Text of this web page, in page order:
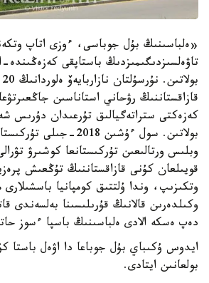
«ەلباسىنىڭ بۇل جوباسى، ءوزى اتاپ
تاۋەلسىزدىگىمىزدىڭ باستاپقى
قازاقستاننىڭ رۋحاني استاناسىن
كەزەكتى ستراتەگيالىق تۇرعىدان دۇرىس
بولاتىن. سول ءۇشىن
وبلىس ورتالىعىن تۇركىستانعا كوشىرۋ
قويىلعان كۇنى قازاقستاننىڭ تۇڭعىش
وتكىزىپ، وندا ۇلتتىق كومپانيا
وكىلدەرىن قالانىڭ قۇرىلىسىنا بەلسەندى
دەپ ەسكە الادى ەلباسىنىڭ باسپا ءسوز
ايدوس ۇكىباي بۇل جوباعا دا اۋەل باستا
بولعانىن ايتادى.